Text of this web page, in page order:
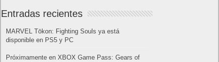
Entradas recientes
MARVEL Tōkon: Fighting Souls ya está
disponible en PS5 y PC
Próximamente en XBOX Game Pass: Gears of